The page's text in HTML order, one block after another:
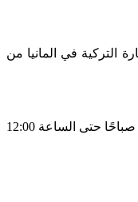
التركية في المانيا من
كما يمكنكم التواصل مع المستشار القانوني للسفارة التركية في المانيا خلال ساعات عمله المُحددة. يكون مستشار السفارة القانوني متاحًا لخدمتكم يوم الأربعاء من الساعة 9:00 صباحًا حتى الساعة 12:00